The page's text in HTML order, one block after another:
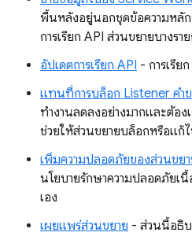
พื้นหลังอยู่นอกชุดข้อความหลัก
การเรียก API ส่วนขยายบางร
อัปเดตการเรียก API - การเรีย
แทนที่การบล็อก Listener คำข
ทำงานลดลงอย่างมากและต้อ
ช่วยให้ส่วนขยายบล็อกหรือแก้
เพิ่มความปลอดภัยของส่วนขย
นโยบายรักษาความปลอดภัยเนื้
เอง
เผยแพร่ส่วนขยาย - ส่วนนี้อธิบ